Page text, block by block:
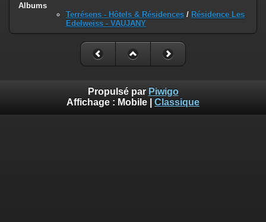
Albums
Terrésens - Hôtels & Résidences / Résidence Les
Edelweiss - VAUJANY
Propulsé par Piwigo
Affichage : Mobile Classique